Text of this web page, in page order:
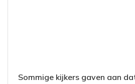
Sommige kijkers gaven aan